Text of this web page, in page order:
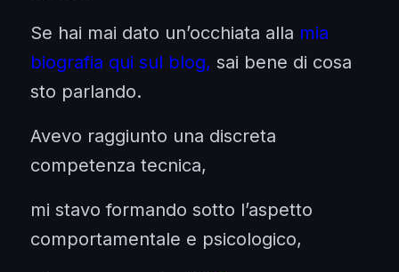
Se hai mai dato un’occhiata alla mia
biografia qui sul blog, sai bene di cosa
sto parlando.
Avevo raggiunto una discreta
competenza tecnica,
mi stavo formando sotto l’aspetto
comportamentale e psicologico,